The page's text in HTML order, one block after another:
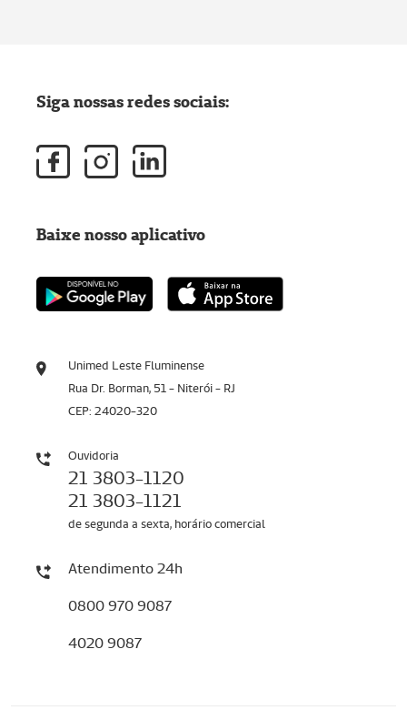
Unimed Leste Fluminense
Rua Dr. Borman, 51 - Niterói - RJ
CEP: 24020-320
Ouvidoria
21 3803-1120
21 3803-1121
de segunda a sexta, horário comercial
Atendimento 24h
0800 970 9087
4020 9087
Siga nossas redes sociais:
Baixe nosso aplicativo